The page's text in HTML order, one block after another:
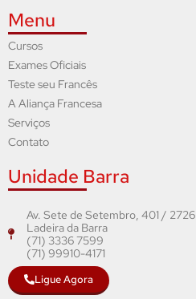
Menu
Cursos
Exames Oficiais
Teste seu Francês
A Aliança Francesa
Serviços
Contato
Unidade Barra
Av. Sete de Setembro, 401 / 2726
Ladeira da Barra
(71) 3336 7599
(71) 99910-4171
Ligue Agora